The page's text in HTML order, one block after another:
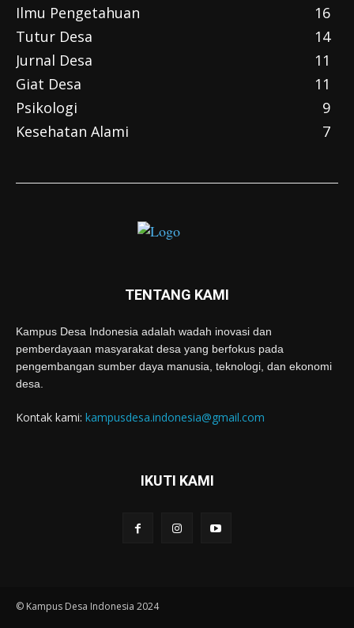
Ilmu Pengetahuan
16
Tutur Desa
14
Jurnal Desa
11
Giat Desa
11
Psikologi
9
Kesehatan Alami
7
TENTANG KAMI
Kampus Desa Indonesia adalah wadah inovasi dan
pemberdayaan masyarakat desa yang berfokus pada
pengembangan sumber daya manusia, teknologi, dan ekonomi
desa.
Kontak kami: kampusdesa.indonesia@gmail.com
IKUTI KAMI
© Kampus Desa Indonesia 2024